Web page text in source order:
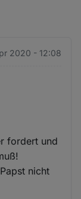
2020 - 12:08
fordert und
nicht